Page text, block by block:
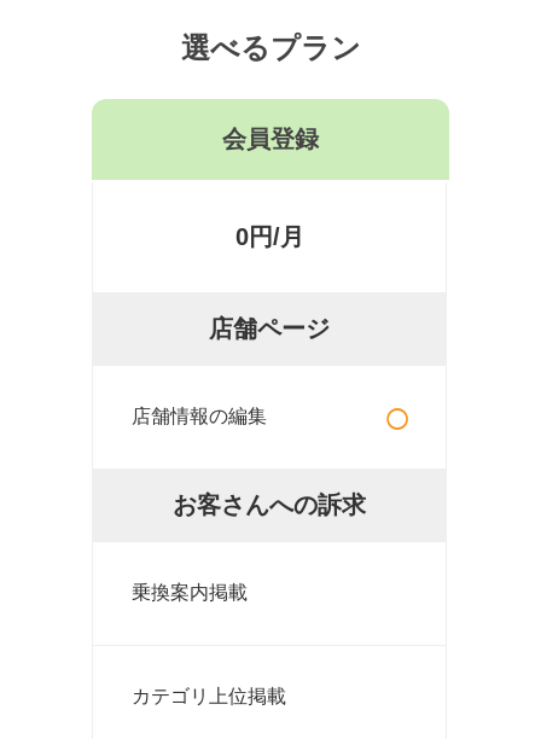
選べるプラン
会員登録
0円/月
店舗ページ
店舗情報の編集 ○
お客さんへの訴求
乗換案内掲載
カテゴリ上位掲載